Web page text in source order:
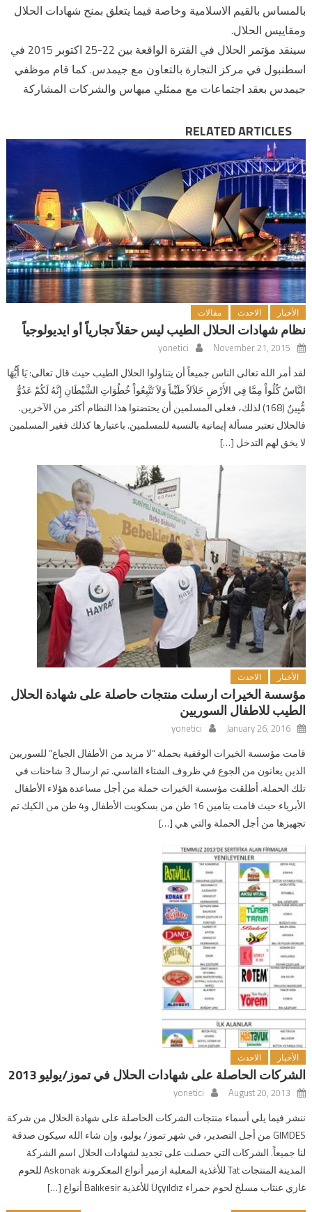
بالمساس بالقيم الاسلامية وخاصة فيما يتعلق بمنح شهادات الحلال
ومقاييس الحلال.
سينقد مؤتمر الحلال في الفترة الواقعة بين 22-25 اكتوبر 2015 في
اسطنبول في مركز التجارة بالتعاون مع جيمدس. كما قام موظفي
جيمدس بعقد اجتماعات مع ممثلي ميهاس والشركات المشاركة
RELATED ARTICLES
الأخبار الاحدث مقالات
نظام شهادات الحلال الطيب ليس حقلاً تجارياً أو ايديولوجياً
November 21, 2015
yonetici
لقد أمر الله تعالى الناس جميعاً أن يتناولوا الحلال الطيب حيث قال تعالى: يَا أَيُّهَا
النَّاسُ كُلُواْ مِمَّا فِي الأَرْضِ حَلاَلاً طَيِّباً وَلاَ تَتَّبِعُواْ خُطُوَاتِ الشَّيْطَانِ إِنَّهُ لَكُمْ عَدُوٌّ
مُّبِينٌ (168) لذلك، فعلى المسلمين أن يحتضنوا هذا النظام أكثر من الآخرين.
فالحلال تعتبر مسألة إيمانية بالنسبة للمسلمين. باعتبارها كذلك فغير المسلمين
لا يخق لهم التدخل […]
الأخبار الاحدث
مؤسسة الخيرات ارسلت منتجات حاصلة على شهادة الحلال
الطيب للاطفال السوريين
January 26, 2016
yonetici
قامت مؤسسة الخيرات الوقفية بحملة “لا مزيد من الأطفال الجياع” للسوريين
الذين يعانون من الجوع في ظروف الشتاء القاسي. تم ارسال 3 شاحنات في
تلك الحملة. أطلقت مؤسسة الخيرات حملة من أجل مساعدة هؤلاء الأطفال
الأبرياء حيث قامت بتامين 16 طن من بسكويت الأطفال و4 طن من الكيك تم
تجهيزها من أجل الحملة والتي هي […]
الأخبار الاحدث
الشركات الحاصلة على شهادات الحلال في تموز/يوليو 2013
August 20, 2013
yonetici
ننشر فيما يلي أسماء منتجات الشركات الحاصلة على شهادة الحلال من شركة
GIMDES من أجل التصدير، في شهر تموز/ يوليو، وإن شاء الله سيكون صدقة
لنا جميعاً. الشركات التي حصلت على تجديد لشهادات الحلال اسم الشركة
المدينة المنتجات Tat للأغذية المعلبة ازمير أنواع المعكرونة Askonak للحوم
غازي عنتاب مسلخ لحوم حمراء Üçyıldız للأغذية Balıkesir أنواع […]